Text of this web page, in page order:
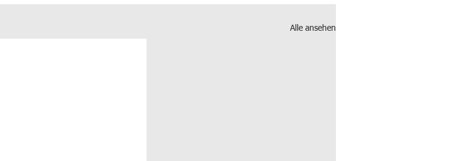
Alle ansehen